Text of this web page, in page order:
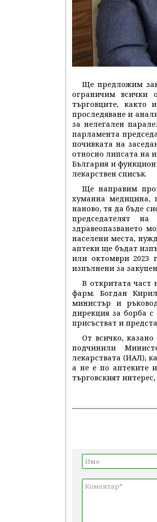
Ще предложим
ограничим всички
търговците, както
проследяване и
за нелегален
парламента
почивката на
относно липсата на
България и
лекарствен списък.
Ще направим
хуманна медицина,
наново, тя да бъде
председателят
здравеопазването
населени места,
аптеки ще бъдат
или октомври 2023
изпълнени за
В откритата част
фарм. Богдан
министър и
дирекция за борба с
присъстват и
От всичко,
подчинили
лекарствата (ИАЛ),
а не е по аптеките
търговският